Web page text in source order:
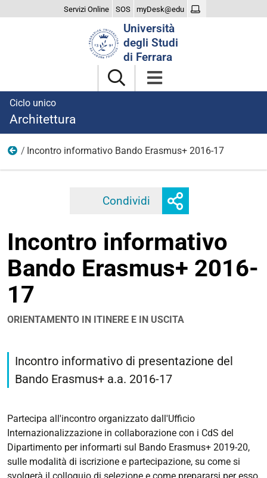
Servizi Online SOS myDesk@edu
Università
degli Studi
di Ferrara
Ciclo unico
Architettura
2016
Incontro informativo Bando Erasmus+ 2016-17
Condividi Facebook
opzioni
di
condivisione
Incontro informativo
Bando Erasmus+ 2016-
17
ORIENTAMENTO IN ITINERE E IN USCITA
architettura/eventi/2016/incontro-
informativo-
bando-
2016-
17
Incontro
informativo
Bando
Incontro informativo di presentazione del
Bando Erasmus+ a.a. 2016-17
Partecipa all'incontro organizzato dall'Ufficio
Internazionalizzazione in collaborazione con i CdS del
Dipartimento per informarti sul Bando Erasmus+ 2019-20,
sulle modalità di iscrizione e partecipazione, su come si